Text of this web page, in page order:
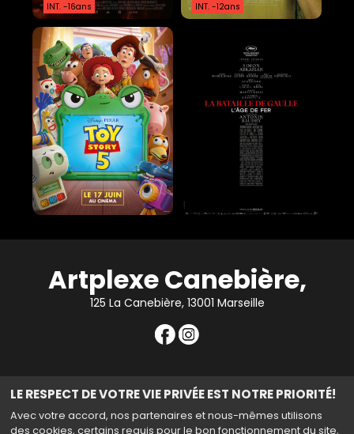
LE RESPECT DE VOTRE VIE PRIVÉE EST NOTRE PRIORITÉ!
Avec votre accord, nos partenaires et nous-mêmes utilisons
des cookies, certains requis pour le bon fonctionnement du site,
INT. -16ans INT. -12ans
Artplexe Canebière,
125 La Canebière, 13001 Marseille
Contact Cinéma| Mentions légales| Confidentialité et
cookies|